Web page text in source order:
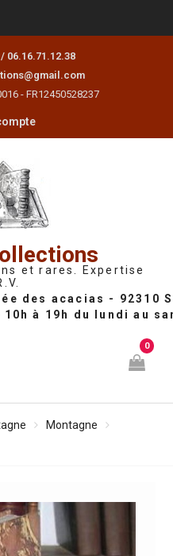
06.16.71.12.38
- FR12450528237
et rares. Expertise
0
Montagne